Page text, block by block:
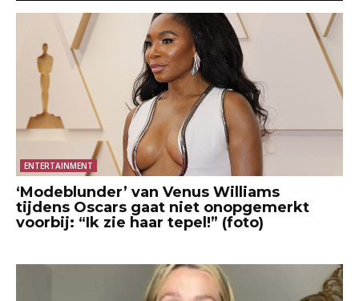
ENTERTAINMENT
‘Modeblunder’ van Venus Williams
tijdens Oscars gaat niet onopgemerkt
voorbij: “Ik zie haar tepel!” (foto)